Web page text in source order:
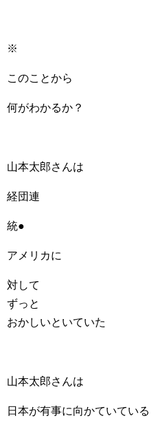
※
このことから
何がわかるか？
山本太郎さんは
経団連
統●
アメリカに
対して
ずっと
おかしいといていた
山本太郎さんは
日本が有事に向かていている